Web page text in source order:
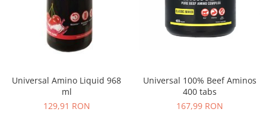
Universal Amino Liquid 968
ml
129,91 RON
Universal 100% Beef Aminos
400 tabs
167,99 RON